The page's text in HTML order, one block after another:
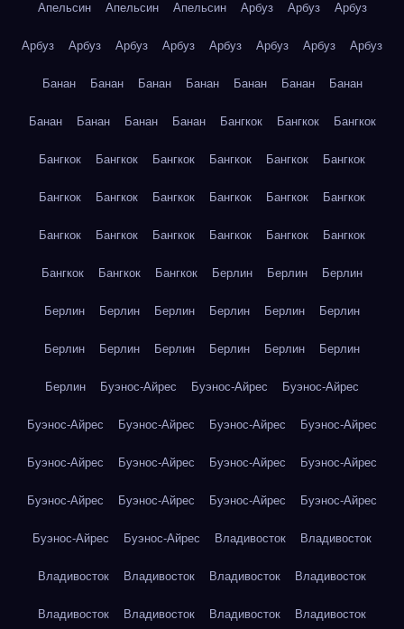
Апельсин Апельсин Апельсин Арбуз Арбуз Арбуз
Арбуз Арбуз Арбуз Арбуз Арбуз Арбуз Арбуз Арбуз
Банан Банан Банан Банан Банан Банан Банан
Банан Банан Банан Банан Бангкок Бангкок Бангкок
Бангкок Бангкок Бангкок Бангкок Бангкок Бангкок
Бангкок Бангкок Бангкок Бангкок Бангкок Бангкок
Бангкок Бангкок Бангкок Бангкок Бангкок Бангкок
Бангкок Бангкок Бангкок Берлин Берлин Берлин
Берлин Берлин Берлин Берлин Берлин Берлин
Берлин Берлин Берлин Берлин Берлин Берлин
Берлин Буэнос-Айрес Буэнос-Айрес Буэнос-Айрес
Буэнос-Айрес Буэнос-Айрес Буэнос-Айрес Буэнос-Айрес
Буэнос-Айрес Буэнос-Айрес Буэнос-Айрес Буэнос-Айрес
Буэнос-Айрес Буэнос-Айрес Буэнос-Айрес Буэнос-Айрес
Буэнос-Айрес Буэнос-Айрес Владивосток Владивосток
Владивосток Владивосток Владивосток Владивосток
Владивосток Владивосток Владивосток Владивосток